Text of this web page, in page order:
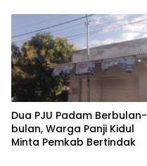
Dua PJU Padam Berbulan-
bulan, Warga Panji Kidul
Minta Pemkab Bertindak